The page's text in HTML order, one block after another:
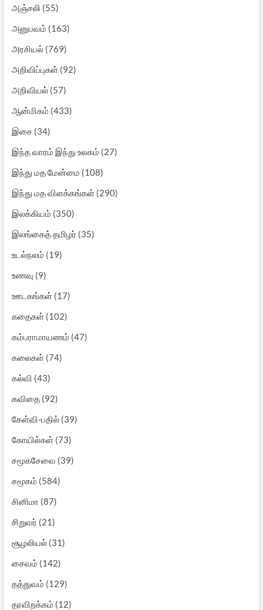
அஞ்சலி (55)
அனுபவம் (163)
அரசியல்(769)
அறிவிப்புகள்(92)
அறிவியல்(57)
ஆன்மிகம் (433)
இசை(34)
இந்த வாரம் இந்து உலகம் (27)
இந்து மத மேன்மை (108)
இந்து மத விளக்கங்கள்(290)
இலக்கியம் (350)
இலங்கைத் தமிழர் (35)
உடல்நலம் (19)
உணவு (9)
ஊடகங்கள்(17)
கதைகள்(102)
கம்பராமாயணம் (47)
கலைகள்(74)
கல்வி (43)
கவிதை(92)
கேள்வி-பதில்(39)
கோயில்கள்(73)
சமூகசேவை (39)
சமூகம் (584)
சினிமா (87)
சிறுவர் (21)
சூழலியல்(31)
சைவம் (142)
தத்துவம் (129)
தரவிறக்கம் (12)